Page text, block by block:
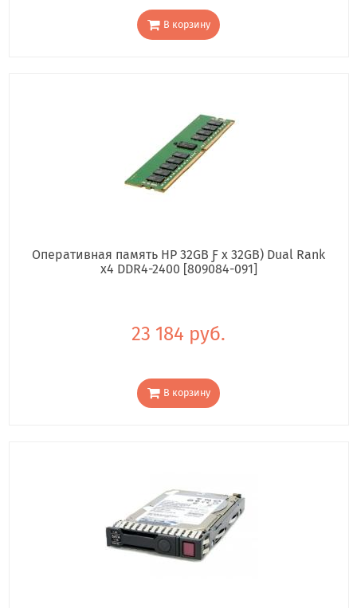
В корзину
Оперативная память HP 32GB Ƒ x 32GB) Dual Rank
x4 DDR4-2400 [809084-091]
23 184 руб.
В корзину